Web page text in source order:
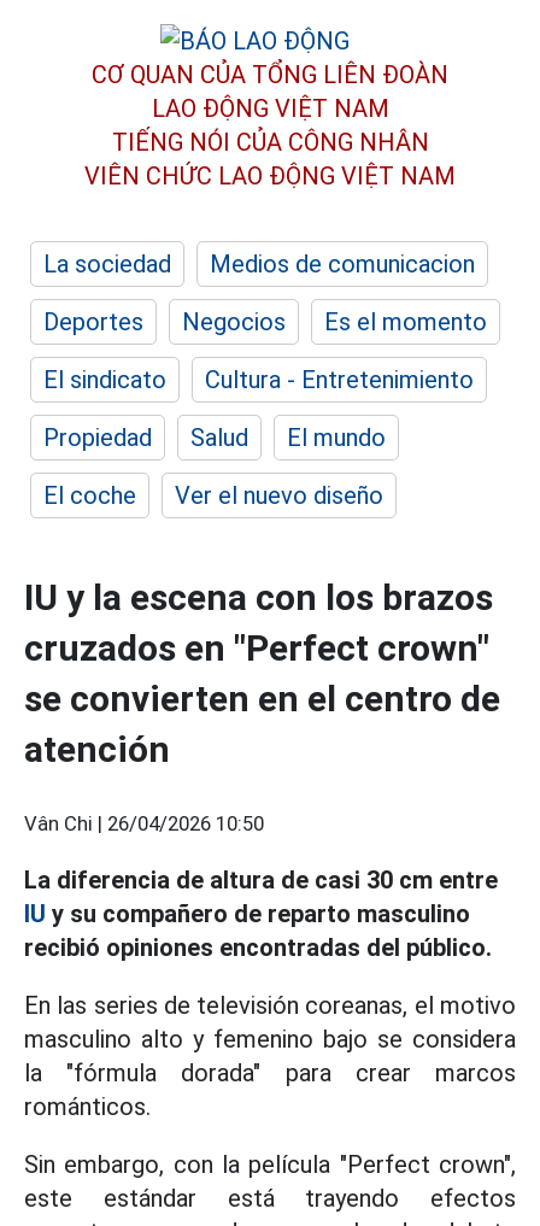
CƠ QUAN CỦA TỔNG LIÊN ĐOÀN
LAO ĐỘNG VIỆT NAM
TIẾNG NÓI CỦA CÔNG NHÂN
VIÊN CHỨC LAO ĐỘNG VIỆT NAM
La sociedad
Medios de comunicacion
Deportes
Negocios
Es el momento
El sindicato
Cultura - Entretenimiento
Propiedad
Salud
El mundo
El coche
Ver el nuevo diseño
IU y la escena con los brazos
cruzados en "Perfect crown"
se convierten en el centro de
atención
Vân Chi | 26/04/2026 10:50
La diferencia de altura de casi 30 cm entre
IU y su compañero de reparto masculino
recibió opiniones encontradas del público.
En las series de televisión coreanas, el motivo
masculino alto y femenino bajo se considera
la "fórmula dorada" para crear marcos
románticos.
Sin embargo, con la película "Perfect crown",
este estándar está trayendo efectos